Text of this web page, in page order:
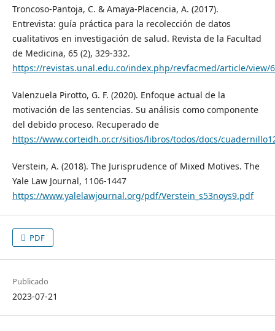
Troncoso-Pantoja, C. & Amaya-Placencia, A. (2017).
Entrevista: guía práctica para la recolección de datos
cualitativos en investigación de salud. Revista de la Facultad
de Medicina, 65 (2), 329-332.
https://revistas.unal.edu.co/index.php/revfacmed/article/view/
Valenzuela Pirotto, G. F. (2020). Enfoque actual de la
motivación de las sentencias. Su análisis como componente
del debido proceso. Recuperado de
https://www.corteidh.or.cr/sitios/libros/todos/docs/
Verstein, A. (2018). The Jurisprudence of Mixed Motives. The
Yale Law Journal, 1106-1447
https://www.yalelawjournal.org/pdf/Verstein_s53noys9.pdf
PDF
Publicado
2023-07-21